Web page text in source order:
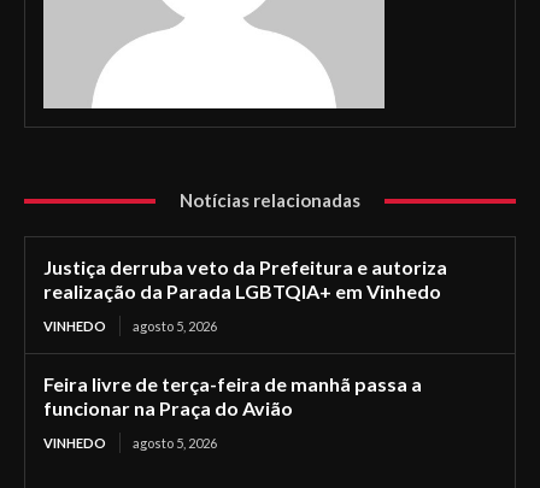
Notícias relacionadas
Justiça derruba veto da Prefeitura e autoriza
realização da Parada LGBTQIA+ em Vinhedo
VINHEDO agosto 5, 2026
Feira livre de terça-feira de manhã passa a
funcionar na Praça do Avião
VINHEDO agosto 5, 2026